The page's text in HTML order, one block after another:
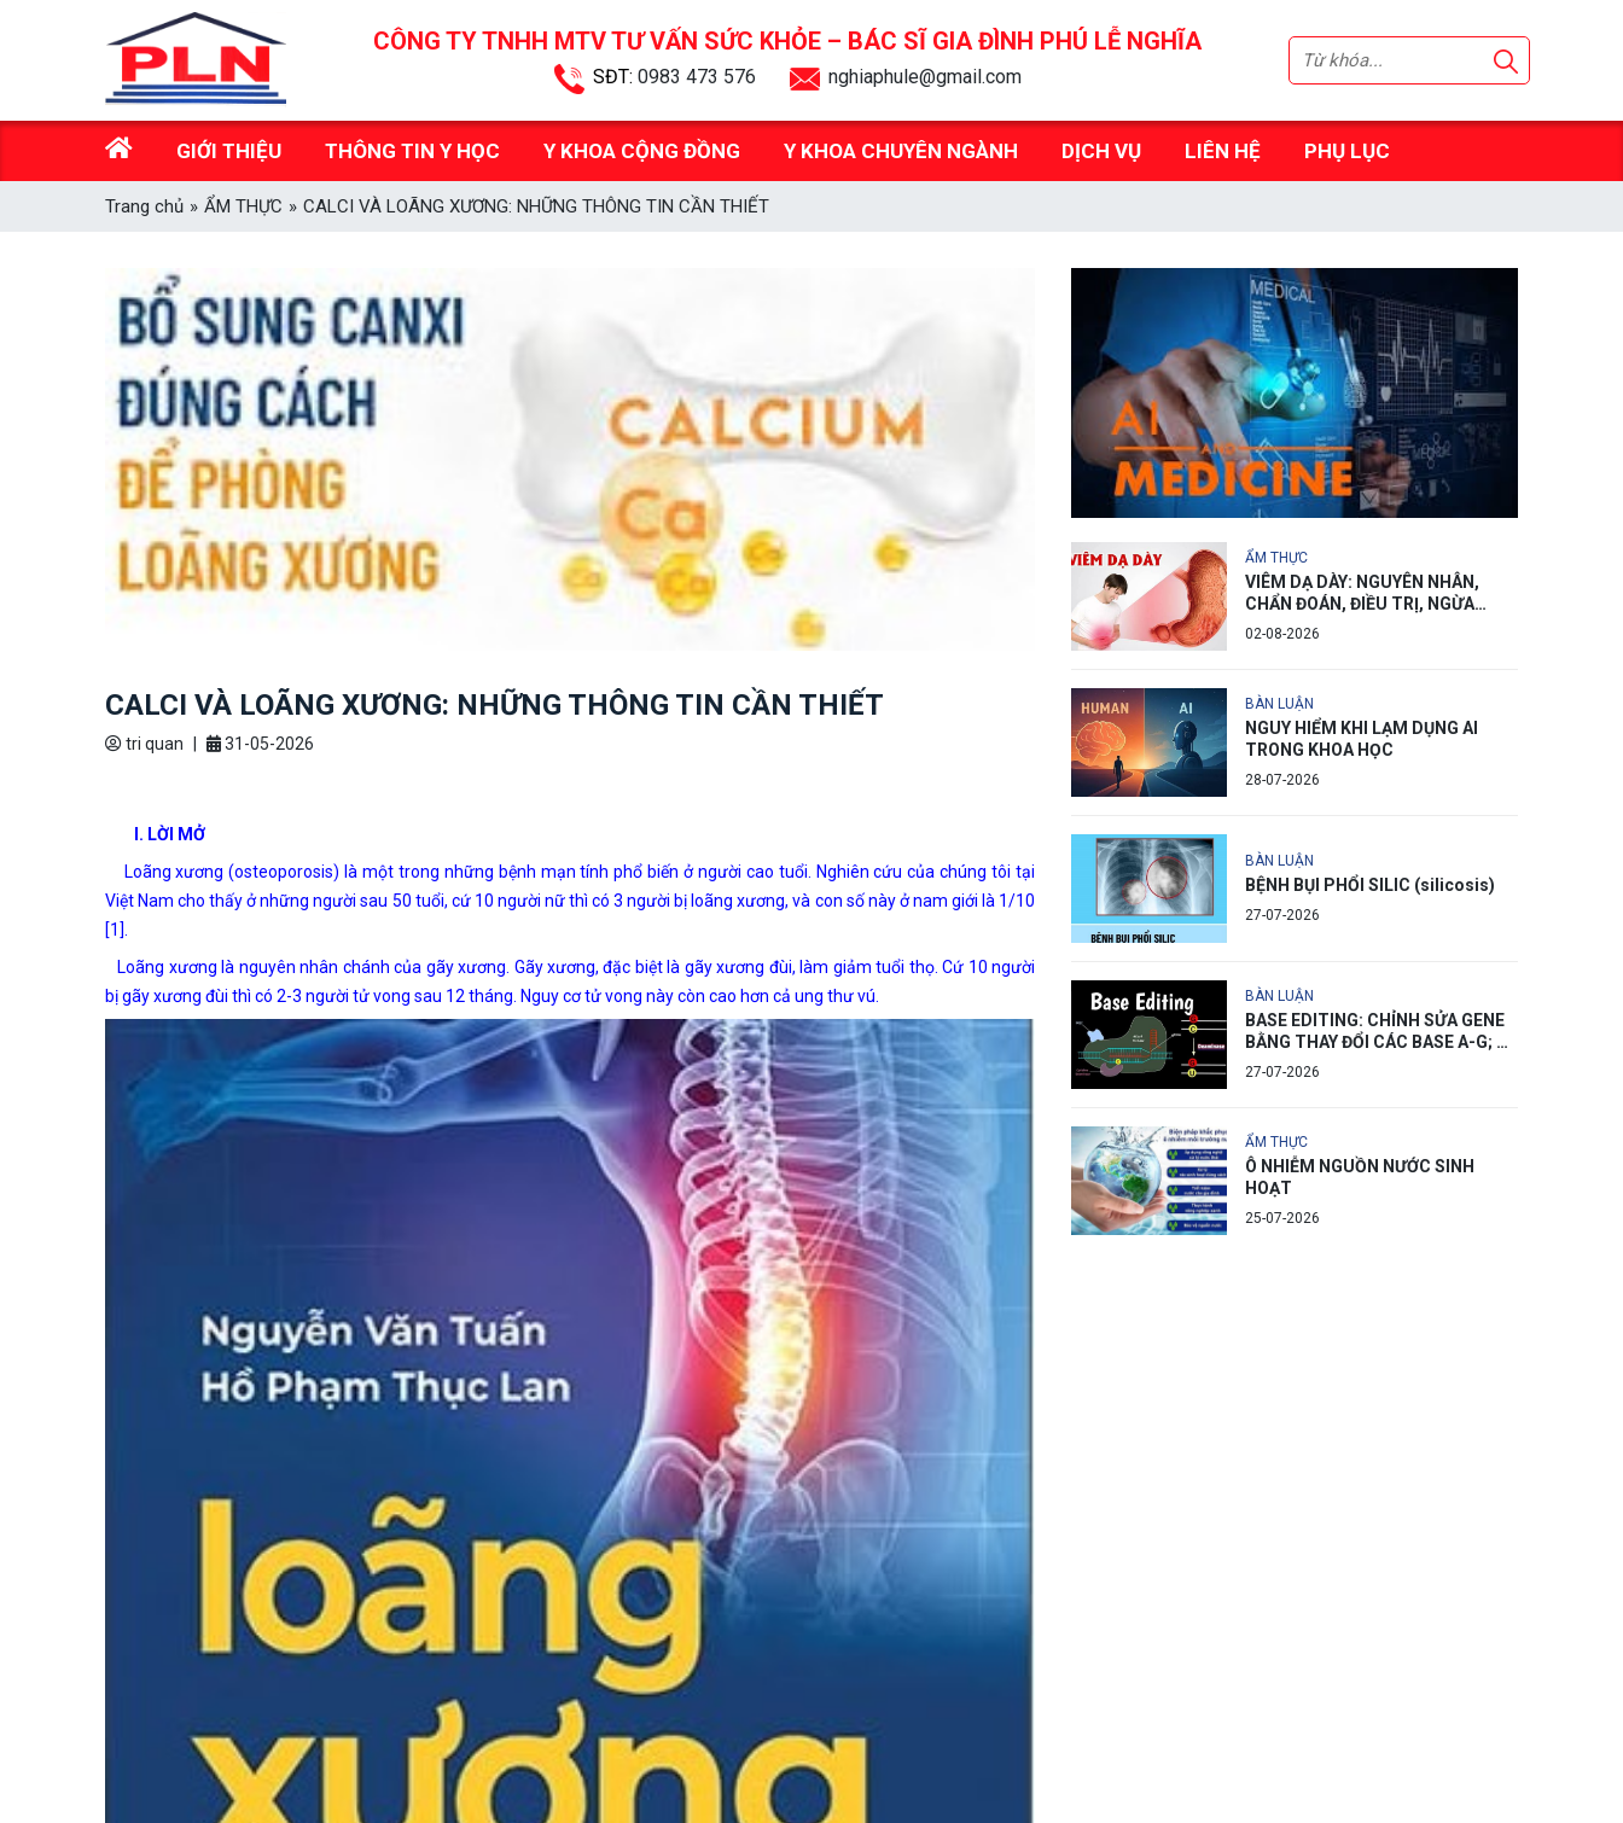
CÔNG TY TNHH MTV TƯ VẤN SỨC KHỎE – BÁC SĨ GIA ĐÌNH PHÚ LỄ NGHĨA
SĐT: 0983 473 576 nghiaphule@gmail.com
GIỚI THIỆU THÔNG TIN Y HỌC Y KHOA CỘNG ĐỒNG Y KHOA CHUYÊN NGÀNH DỊCH VỤ LIÊN HỆ PHỤ LỤC
Trang chủ » ẨM THỰC » CALCI VÀ LOÃNG XƯƠNG: NHỮNG THÔNG TIN CẦN THIẾT
CALCI VÀ LOÃNG XƯƠNG: NHỮNG THÔNG TIN CẦN THIẾT
tri quan 31-05-2026
I. LỜI MỞ
Loãng xương (osteoporosis) là một trong những bệnh mạn tính phổ biến ở người cao tuổi. Nghiên cứu của chúng tôi tại
Việt Nam cho thấy ở những người sau 50 tuổi, cứ 10 người nữ thì có 3 người bị loãng xương, và con số này ở nam giới là 1/10
[1].
Loãng xương là nguyên nhân chánh của gãy xương. Gãy xương, đặc biệt là gãy xương đùi, làm giảm tuổi thọ. Cứ 10 người
bị gãy xương đùi thì có 2-3 người tử vong sau 12 tháng. Nguy cơ tử vong này còn cao hơn cả ung thư vú.
ẨM THỰC
VIÊM DẠ DÀY: NGUYÊN NHÂN,
CHẨN ĐOÁN, ĐIỀU TRỊ, NGỪA
PHÒNG
02-08-2026
BÀN LUẬN
NGUY HIỂM KHI LẠM DỤNG AI
TRONG KHOA HỌC
28-07-2026
BÀN LUẬN
BỆNH BỤI PHỔI SILIC (silicosis)
27-07-2026
BÀN LUẬN
BASE EDITING: CHỈNH SỬA GENE
BẰNG THAY ĐỔI CÁC BASE A-G; C-
T
27-07-2026
ẨM THỰC
Ô NHIỄM NGUỒN NƯỚC SINH
HOẠT
25-07-2026